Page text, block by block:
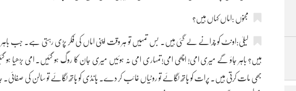
مجنوں :اماں کہاں ہیں؟
لیلیٰ:اونٹ کو چرانے لے گئی ہیں۔ بس تمہیں تو ہر وقت اپنی اماں کی فکر پڑی رہتی ہے۔ جب
ہیں؟ باہر جاؤ گے میری امی! اچھی امی!تمہاری امی نہ ہوئیں میری جان کا روگ ہو گئیں۔ امی بڑھیا ہو
بھی مات کرتی ہیں۔ پرات کو ہاتھ لگائے تو روٹیاں غائب کر دے۔ ہانڈی کو ہاتھ لگائے تو سالن کی